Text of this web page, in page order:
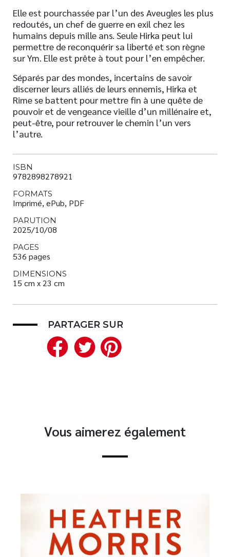
Elle est pourchassée par l’un des Aveugles les plus
redoutés, un chef de guerre en exil chez les
humains depuis mille ans. Seule Hirka peut lui
permettre de reconquérir sa liberté et son règne
sur Ym. Elle est prête à tout pour l’en empêcher.
Séparés par des mondes, incertains de savoir
discerner leurs alliés de leurs ennemis, Hirka et
Rime se battent pour mettre fin à une quête de
pouvoir et de vengeance vieille d’un millénaire et,
peut-être, pour retrouver le chemin l’un vers
l’autre.
ISBN
9782898278921
FORMATS
Imprimé, ePub, PDF
PARUTION
2025/10/08
PAGES
536 pages
DIMENSIONS
15 cm x 23 cm
PARTAGER SUR
Facebook
Twitter
Vous aimerez également